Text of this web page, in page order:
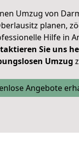
Umzug von
planen,
Hilfe in
Sie uns
Umzug
Angebote